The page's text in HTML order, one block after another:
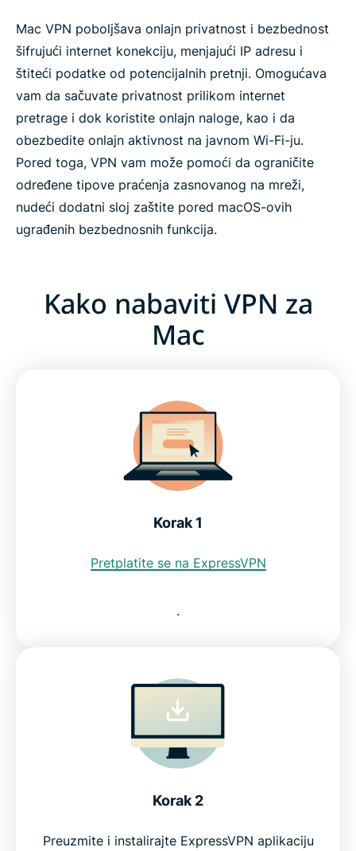
Mac VPN poboljšava onlajn privatnost i bezbednost
šifrujući internet konekciju, menjajući IP adresu i
štiteći podatke od potencijalnih pretnji. Omogućava
vam da sačuvate privatnost prilikom internet
pretrage i dok koristite onlajn naloge, kao i da
obezbedite onlajn aktivnost na javnom Wi-Fi-ju.
Pored toga, VPN vam može pomoći da ograničite
određene tipove praćenja zasnovanog na mreži,
nudeći dodatni sloj zaštite pored macOS-ovih
ugrađenih bezbednosnih funkcija.
Kako nabaviti VPN za
Mac
Korak 1
Pretplatite se na ExpressVPN
.
Korak 2
Preuzmite i instalirajte ExpressVPN aplikaciju